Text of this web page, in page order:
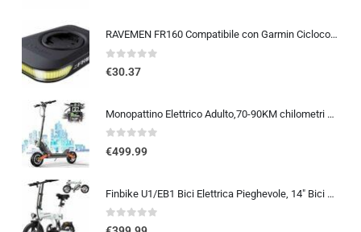
RAVEMEN FR160 Compatibile con Garmin Ciclocomputer, 6 modalità di illuminazione Ciclismo Accessori per Luce Lampeggiante di a
0out of 5
€30.37
Monopattino Elettrico Adulto,70-90KM chilometri Capacità Della Batteria 48V 26Ah,Carico Massimo 150 kg, Pneumatici Da 10 Pollici, Mezzo pieghevole per spostamenti su lunghe distanze
0out of 5
€499.99
Finbike U1/EB1 Bici Elettrica Pieghevole, 14″ Bici Elettrica da 280.8 WH Batteria, Autonomia di 40 KM, Motore 250W, E-Bike…
0out of 5